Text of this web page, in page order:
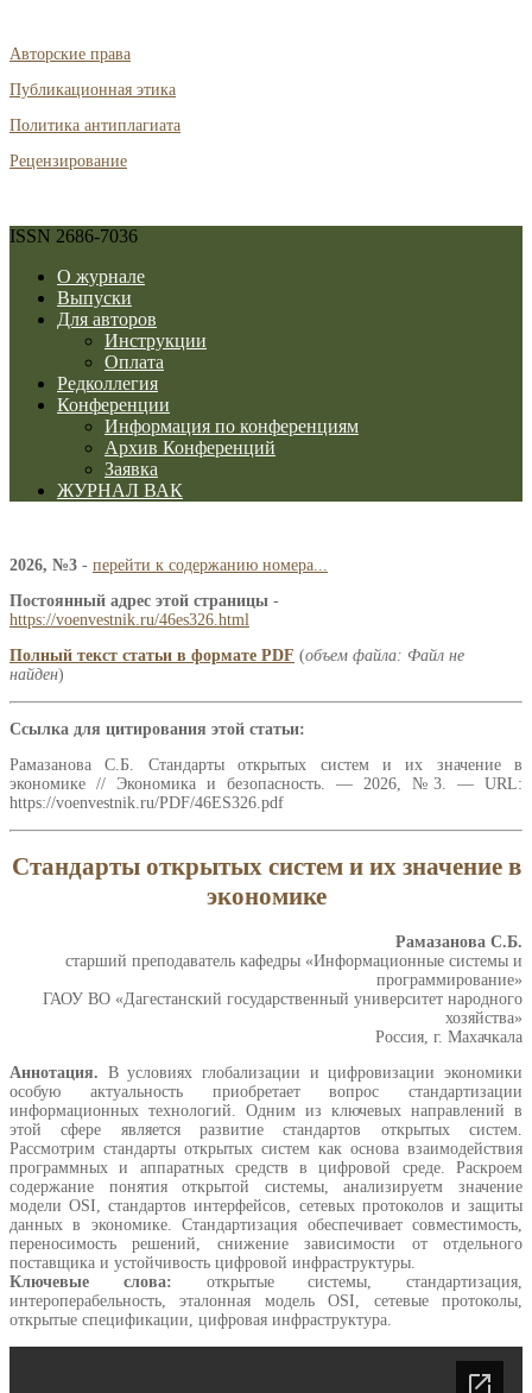
Авторские права
Публикационная этика
Политика антиплагиата
Рецензирование
ISSN 2686-7036
О журнале
Выпуски
Для авторов
Инструкции
Оплата
Редколлегия
Конференции
Информация по конференциям
Архив Конференций
Заявка
ЖУРНАЛ ВАК
2026, №3 - перейти к содержанию номера...
Постоянный адрес этой страницы -
https://voenvestnik.ru/46es326.html
Полный текст статьи в формате PDF (объем файла: Файл не
найден)
Ссылка для цитирования этой статьи:
Рамазанова С.Б. Стандарты открытых систем и их значение в
экономике // Экономика и безопасность. — 2026, №3. — URL:
https://voenvestnik.ru/PDF/46ES326.pdf
Стандарты открытых систем и их значение в
экономике
Рамазанова С.Б.
старший преподаватель кафедры «Информационные системы и
программирование»
ГАОУ ВО «Дагестанский государственный университет народного
хозяйства»
Россия, г. Махачкала
Аннотация. В условиях глобализации и цифровизации экономики
особую актуальность приобретает вопрос стандартизации
информационных технологий. Одним из ключевых направлений в
этой сфере является развитие стандартов открытых систем.
Рассмотрим стандарты открытых систем как основа взаимодействия
программных и аппаратных средств в цифровой среде. Раскроем
содержание понятия открытой системы, анализируетм значение
модели OSI, стандартов интерфейсов, сетевых протоколов и защиты
данных в экономике. Стандартизация обеспечивает совместимость,
переносимость решений, снижение зависимости от отдельного
поставщика и устойчивость цифровой инфраструктуры.
Ключевые слова: открытые системы, стандартизация,
интероперабельность, эталонная модель OSI, сетевые протоколы,
открытые спецификации, цифровая инфраструктура.